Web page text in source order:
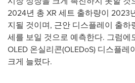
2024년 총 XR 세트 출하량이 2023
지될 것이며, 근안 디스플레이 출하
세를 보일 것으로 예측한다. 그럼에
OLED 온실리콘(OLEDoS) 디스플레
크게 늘렸다.